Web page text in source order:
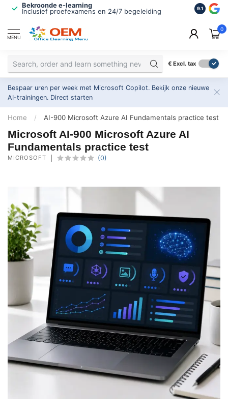
Bekroonde e-learning
Inclusief proefexamens en 24/7 begeleiding
ISO
2.500+
9.1
MENU
0
€ Excl. tax
Bespaar uren per week met Microsoft Copilot. Bekijk onze nieuwe
AI-trainingen. Direct starten
Home / AI-900 Microsoft Azure AI Fundamentals practice test
Microsoft AI-900 Microsoft Azure AI
Fundamentals practice test
MICROSOFT (0)